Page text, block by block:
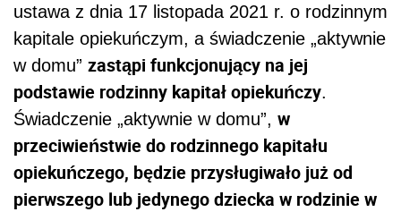
ustawa z dnia 17 listopada 2021 r. o rodzinnym
kapitale opiekuńczym, a świadczenie „aktywnie
w domu” zastąpi funkcjonujący na jej
podstawie rodzinny kapitał opiekuńczy.
Świadczenie „aktywnie w domu”, w
przeciwieństwie do rodzinnego kapitału
opiekuńczego, będzie przysługiwało już od
pierwszego lub jedynego dziecka w rodzinie w